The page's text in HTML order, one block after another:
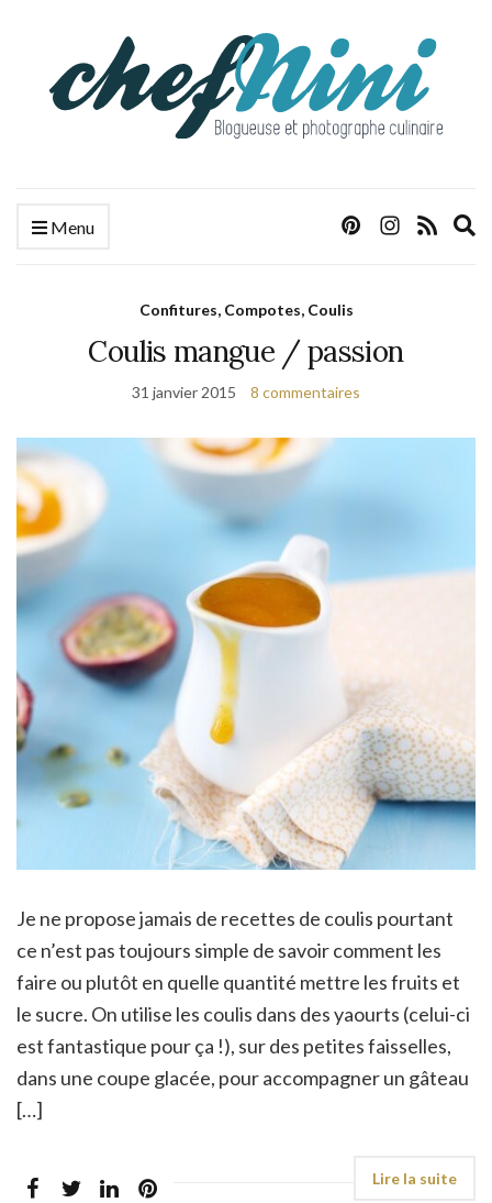
Menu
Confitures, Compotes, Coulis
Coulis mangue / passion
31 janvier 2015 8 commentaires
Je ne propose jamais de recettes de coulis pourtant
ce n’est pas toujours simple de savoir comment les
faire ou plutôt en quelle quantité mettre les fruits et
le sucre. On utilise les coulis dans des yaourts (celui-ci
est fantastique pour ça !), sur des petites faisselles,
dans une coupe glacée, pour accompagner un gâteau
[…]